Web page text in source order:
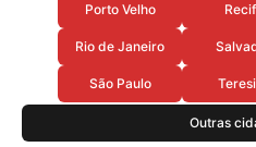
Porto Velho
Rio de Janeiro
São Paulo
Outras